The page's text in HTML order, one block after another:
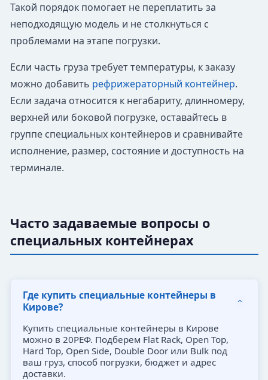
Такой порядок помогает не переплатить за
неподходящую модель и не столкнуться с
проблемами на этапе погрузки.
Если часть груза требует температуры, к заказу
можно добавить рефрижераторный контейнер.
Если задача относится к негабариту, длинномеру,
верхней или боковой погрузке, оставайтесь в
группе специальных контейнеров и сравнивайте
исполнение, размер, состояние и доступность на
терминале.
Часто задаваемые вопросы о
специальных контейнерах
Где купить специальные контейнеры в
Кирове?
Купить специальные контейнеры в Кирове
можно в 20РЕФ. Подберем Flat Rack, Open Top,
Hard Top, Open Side, Double Door или Bulk под
ваш груз, способ погрузки, бюджет и адрес
доставки.